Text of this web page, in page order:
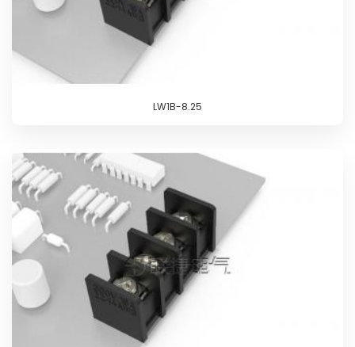
LW1B-8.25